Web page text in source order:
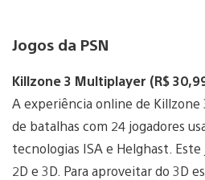
Jogos da PSN
Killzone 3 Multiplayer (R$
A experiência online de
de batalhas com 24 jogadores
tecnologias ISA e Helghast.
2D e 3D. Para aproveitar do 3D